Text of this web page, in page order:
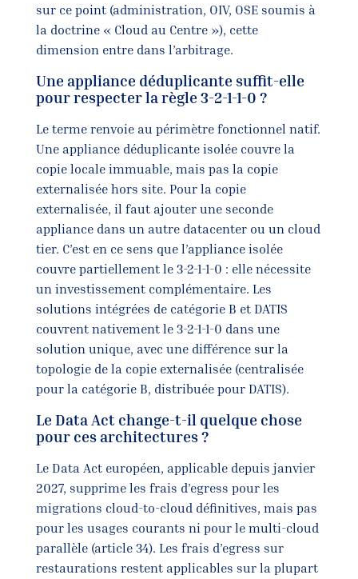
sur ce point (administration, OIV, OSE soumis à
la doctrine « Cloud au Centre »), cette
dimension entre dans l’arbitrage.
Une appliance déduplicante suffit-elle
pour respecter la règle 3-2-1-1-0 ?
Le terme renvoie au périmètre fonctionnel natif.
Une appliance déduplicante isolée couvre la
copie locale immuable, mais pas la copie
externalisée hors site. Pour la copie
externalisée, il faut ajouter une seconde
appliance dans un autre datacenter ou un cloud
tier. C’est en ce sens que l’appliance isolée
couvre partiellement le 3-2-1-1-0 : elle nécessite
un investissement complémentaire. Les
solutions intégrées de catégorie B et DATIS
couvrent nativement le 3-2-1-1-0 dans une
solution unique, avec une différence sur la
topologie de la copie externalisée (centralisée
pour la catégorie B, distribuée pour DATIS).
Le Data Act change-t-il quelque chose
pour ces architectures ?
Le Data Act européen, applicable depuis janvier
2027, supprime les frais d’egress pour les
migrations cloud-to-cloud définitives, mais pas
pour les usages courants ni pour le multi-cloud
parallèle (article 34). Les frais d’egress sur
restaurations restent applicables sur la plupart